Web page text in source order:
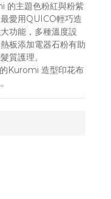
主題色粉紅與粉紫
愛用QUICO輕巧造
功能，多種溫度設
板添加電器石粉有助
質護理。
Kuromi 造型印花布